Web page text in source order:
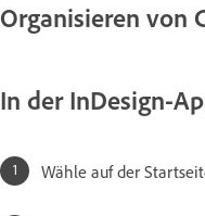
Organisieren von
In der InDesign-
Wähle auf der